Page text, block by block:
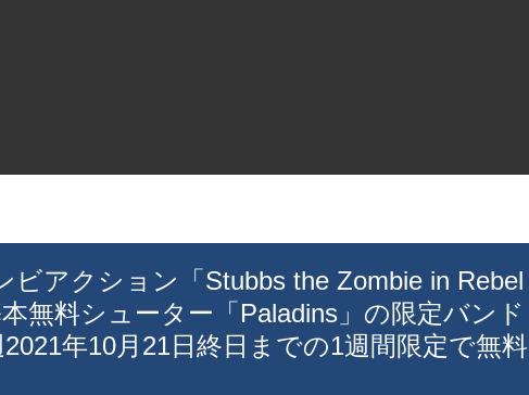
ビアクション「Stubbs the Zombie in Rebel
無料シューター「Paladins」の限定バンド
年10月21日終日までの1週間限定で無料